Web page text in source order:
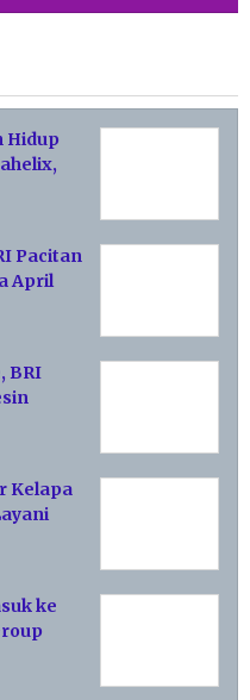
Hidup
Pacitan
April
BRI
Kelapa
ke